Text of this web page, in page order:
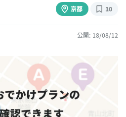
京都 10
公開: 18/08/12